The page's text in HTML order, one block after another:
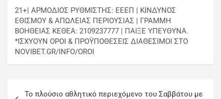
21+| ΑΡΜΟΔΙΟΣ ΡΥΘΜΙΣΤΗΣ: ΕΕΕΠ | ΚΙΝΔΥΝΟΣ
ΕΘΙΣΜΟΥ & ΑΠΩΛΕΙΑΣ ΠΕΡΙΟΥΣΙΑΣ | ΓΡΑΜΜΗ
ΒΟΗΘΕΙΑΣ ΚΕΘΕΑ: 2109237777 | ΠΑΙΞΕ ΥΠΕΥΘΥΝΑ.
*ΙΣΧΥΟΥΝ ΟΡΟΙ & ΠΡΟΫΠΟΘΕΣΕΙΣ ΔΙΑΘΕΣΙΜΟΙ ΣΤΟ
NOVIBET.GR/INFO/OROI
Το πλούσιο αθλητικό περιεχόμενο του Σαββάτου με